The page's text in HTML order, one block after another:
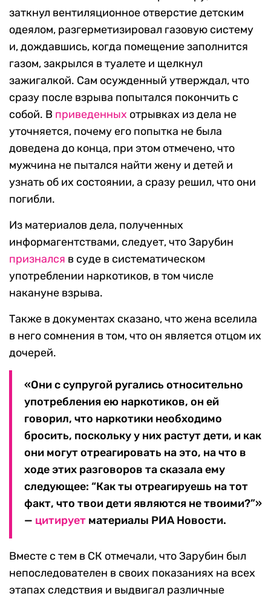
заткнул вентиляционное отверстие детским
одеялом, разгерметизировал газовую систему
и, дождавшись, когда помещение заполнится
газом, закрылся в туалете и щелкнул
зажигалкой. Сам осужденный утверждал, что
сразу после взрыва попытался покончить с
собой. В приведенных отрывках из дела не
уточняется, почему его попытка не была
доведена до конца, при этом отмечено, что
мужчина не пытался найти жену и детей и
узнать об их состоянии, а сразу решил, что они
погибли.
Из материалов дела, полученных
информагентствами, следует, что Зарубин
признался в суде в систематическом
употреблении наркотиков, в том числе
накануне взрыва.
Также в документах сказано, что жена вселила
в него сомнения в том, что он является отцом их
дочерей.
«Они с супругой ругались относительно
употребления ею наркотиков, он ей
говорил, что наркотики необходимо
бросить, поскольку у них растут дети, и как
они могут отреагировать на это, на что в
ходе этих разговоров та сказала ему
следующее: “Как ты отреагируешь на тот
факт, что твои дети являются не твоими?”»
— цитирует материалы РИА Новости.
Вместе с тем в СК отмечали, что Зарубин был
непоследователен в своих показаниях на всех
этапах следствия и выдвигал различные